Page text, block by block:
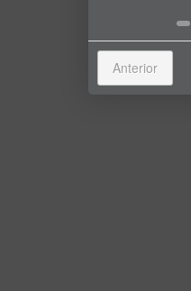
Anterior